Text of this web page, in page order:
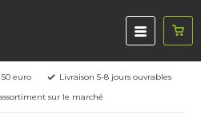
euro
Livraison 5-8 jours ouvrables
sur le marché